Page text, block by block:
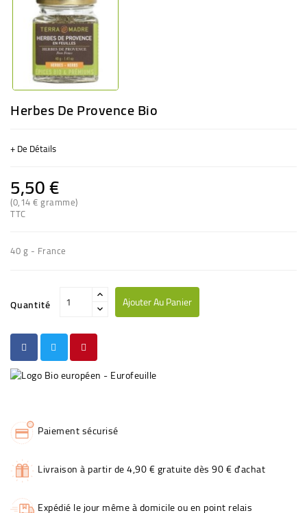
Herbes De Provence Bio
+ De Détails
5,50 €
(0,14 € gramme)
TTC
40 g - France
Quantité Ajouter Au Panier
Paiement sécurisé
Livraison à partir de 4,90 € gratuite dès 90 € d'achat
Expédié le jour même à domicile ou en point relais